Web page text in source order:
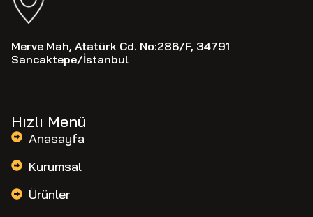
Merve Mah, Atatürk Cd. No:286/F, 34791
Sancaktepe/İstanbul
Hızlı Menü
Anasayfa
Kurumsal
Ürünler